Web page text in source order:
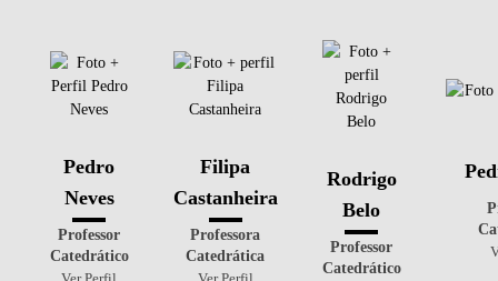
Pedro
Neves
Professor
Catedrático
Filipa
Castanheira
Professora
Catedrática
Rodrigo
Belo
Professor
Catedrático